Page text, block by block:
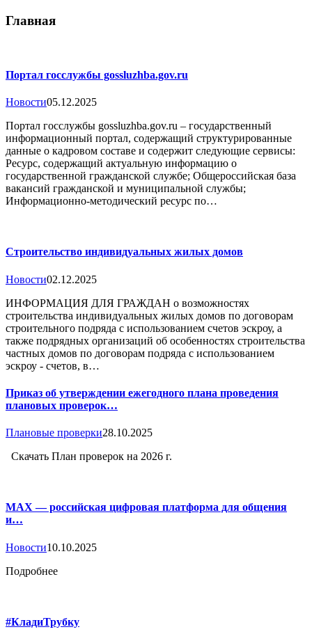
Главная
Портал госслужбы gossluzhba.gov.ru
Новости05.12.2025
Портал госслужбы gossluzhba.gov.ru – государственный
информационный портал, содержащий структурированные
данные о кадровом составе и содержит следующие сервисы:
Ресурс, содержащий актуальную информацию о
государственной гражданской службе; Общероссийская база
вакансий гражданской и муниципальной службы;
Информационно-методический ресурс по…
Строительство индивидуальных жилых домов
Новости02.12.2025
ИНФОРМАЦИЯ ДЛЯ ГРАЖДАН о возможностях
строительства индивидуальных жилых домов по договорам
строительного подряда с использованием счетов эскроу, а
также подрядных организаций об особенностях строительства
частных домов по договорам подряда с использованием
эскроу - счетов, в…
Приказ об утверждении ежегодного плана проведения
плановых проверок…
Плановые проверки28.10.2025
Скачать План проверок на 2026 г.
MAX — российская цифровая платформа для общения
и…
Новости10.10.2025
Подробнее
#КладиТрубку